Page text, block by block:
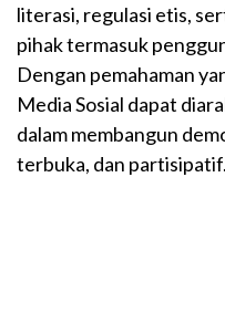
literasi, regulasi etis,
pihak termasuk
Dengan pemahaman
Media Sosial dapat
dalam membangun
terbuka, dan partisipatif.